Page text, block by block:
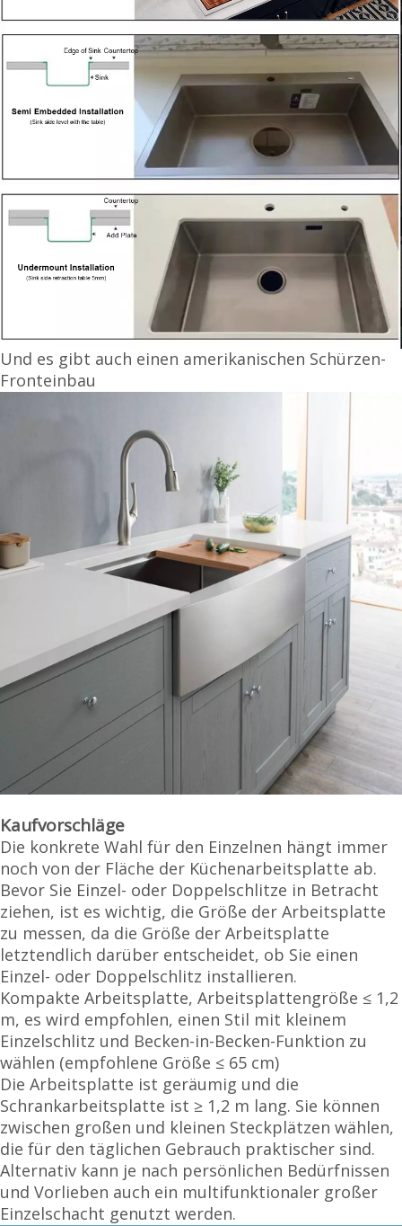
Und es gibt auch einen amerikanischen Schürzen-
Fronteinbau
Kaufvorschläge
Die konkrete Wahl für den Einzelnen hängt immer
noch von der Fläche der Küchenarbeitsplatte ab.
Bevor Sie Einzel- oder Doppelschlitze in Betracht
ziehen, ist es wichtig, die Größe der Arbeitsplatte
zu messen, da die Größe der Arbeitsplatte
letztendlich darüber entscheidet, ob Sie einen
Einzel- oder Doppelschlitz installieren.
Kompakte Arbeitsplatte, Arbeitsplattengröße ≤ 1,2
m, es wird empfohlen, einen Stil mit kleinem
Einzelschlitz und Becken-in-Becken-Funktion zu
wählen (empfohlene Größe ≤ 65 cm)
Die Arbeitsplatte ist geräumig und die
Schrankarbeitsplatte ist ≥ 1,2 m lang. Sie können
zwischen großen und kleinen Steckplätzen wählen,
die für den täglichen Gebrauch praktischer sind.
Alternativ kann je nach persönlichen Bedürfnissen
und Vorlieben auch ein multifunktionaler großer
Einzelschacht genutzt werden.